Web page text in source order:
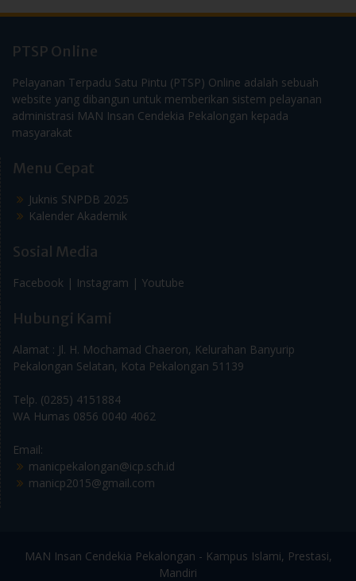
PTSP Online
Pelayanan Terpadu Satu Pintu (PTSP) Online adalah sebuah
website yang dibangun untuk memberikan sistem pelayanan
administrasi MAN Insan Cendekia Pekalongan kepada
masyarakat
Menu Cepat
Juknis SNPDB 2025
Kalender Akademik
Sosial Media
Facebook | Instagram | Youtube
Hubungi Kami
Alamat : Jl. H. Mochamad Chaeron, Kelurahan Banyurip
Pekalongan Selatan, Kota Pekalongan 51139
Telp. (0285) 4151884
WA Humas 0856 0040 4062
Email:
manicpekalongan@icp.sch.id
manicp2015@gmail.com
MAN Insan Cendekia Pekalongan - Kampus Islami, Prestasi,
Mandiri